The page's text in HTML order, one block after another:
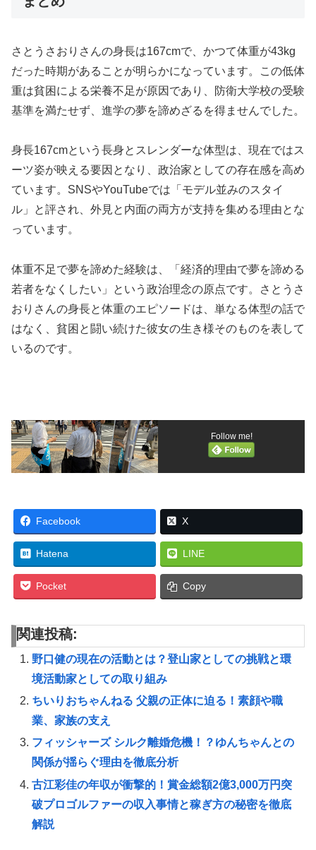
さとうさおりさんの身長は167cmで、かつて体重が43kg
だった時期があることが明らかになっています。この低体
重は貧困による栄養不足が原因であり、防衛大学校の受験
基準を満たせず、進学の夢を諦めざるを得ませんでした。
身長167cmという長身とスレンダーな体型は、現在ではス
ーツ姿が映える要因となり、政治家としての存在感を高め
ています。SNSやYouTubeでは「モデル並みのスタイ
ル」と評され、外見と内面の両方が支持を集める理由とな
っています。
体重不足で夢を諦めた経験は、「経済的理由で夢を諦める
若者をなくしたい」という政治理念の原点です。さとうさ
おりさんの身長と体重のエピソードは、単なる体型の話で
はなく、貧困と闘い続けた彼女の生き様そのものを表して
いるのです。
Follow me!
Facebook X
Hatena LINE
Pocket Copy
関連投稿:
野口健の現在の活動とは？登山家としての挑戦と環
境活動家としての取り組み
ちいりおちゃんねる 父親の正体に迫る！素顔や職
業、家族の支え
フィッシャーズ シルク離婚危機！？ゆんちゃんとの
関係が揺らぐ理由を徹底分析
古江彩佳の年収が衝撃的！賞金総額2億3,000万円突
破プロゴルファーの収入事情と稼ぎ方の秘密を徹底
解説